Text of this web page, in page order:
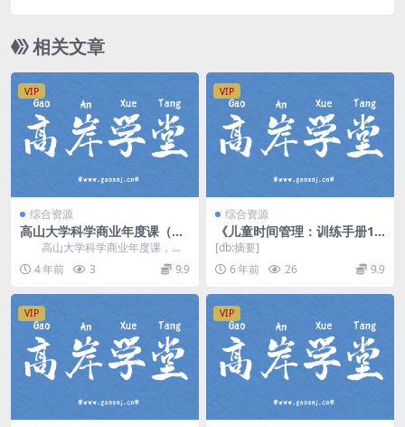
相关文章
VIP
综合资源
高山大学科学商业年度课（完
结）百度网盘分享
高山大学科学商业年度课，完
结版百度网盘分享35.4G高清视
频。 这是一趟意...
4 年前 3 9.9
VIP
综合资源
《儿童时间管理：训练手册13
0讲》MP3音频 百度网盘下载
[db:摘要]
6 年前
26 9.9
VIP VIP